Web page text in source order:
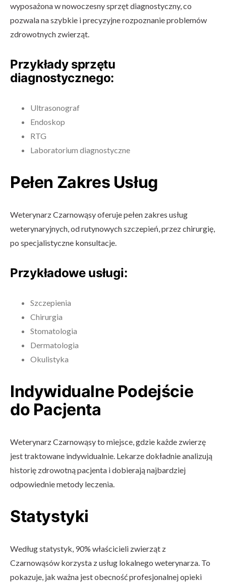
wyposażona w nowoczesny sprzęt diagnostyczny, co
pozwala na szybkie i precyzyjne rozpoznanie problemów
zdrowotnych zwierząt.
Przykłady sprzętu
diagnostycznego:
Ultrasonograf
Endoskop
RTG
Laboratorium diagnostyczne
Pełen Zakres Usług
Weterynarz Czarnowąsy oferuje pełen zakres usług
weterynaryjnych, od rutynowych szczepień, przez chirurgię,
po specjalistyczne konsultacje.
Przykładowe usługi:
Szczepienia
Chirurgia
Stomatologia
Dermatologia
Okulistyka
Indywidualne Podejście
do Pacjenta
Weterynarz Czarnowąsy to miejsce, gdzie każde zwierzę
jest traktowane indywidualnie. Lekarze dokładnie analizują
historię zdrowotną pacjenta i dobierają najbardziej
odpowiednie metody leczenia.
Statystyki
Według statystyk, 90% właścicieli zwierząt z
Czarnowąsów korzysta z usług lokalnego weterynarza. To
pokazuje, jak ważna jest obecność profesjonalnej opieki